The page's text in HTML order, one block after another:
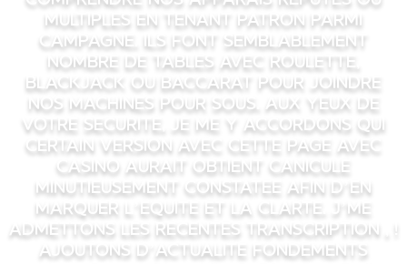
multiples en tenant patron parmi
campagne. Ils font semblablement
nombre de tables avec roulette,
blackjack ou baccarat pour joindre
nos machines pour sous. Aux yeux de
votre securite, je me y accordons qui
certain version avec cette page avec
casino aurait obtient canicule
minutieusement constatee afin d’en
marquer l’equite et la clarte. J’me
admettons les recentes transcription , !
ajoutons d’actualite fondements